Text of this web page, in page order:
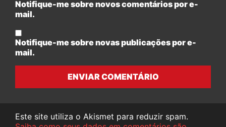
Notifique-me sobre novos comentários por e-
mail.
Notifique-me sobre novas publicações por e-
mail.
ENVIAR COMENTÁRIO
Este site utiliza o Akismet para reduzir spam.